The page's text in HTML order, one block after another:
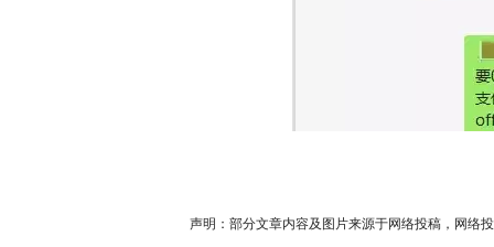
声明：部分文章内容及图片来源于网络投稿，网络